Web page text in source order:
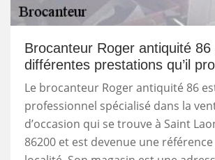
Brocanteur Roger antiquité 86
différentes prestations qu’il
Le brocanteur Roger antiquité 86
professionnel spécialisé dans la
d’occasion qui se trouve à Saint
86200 et est devenue une